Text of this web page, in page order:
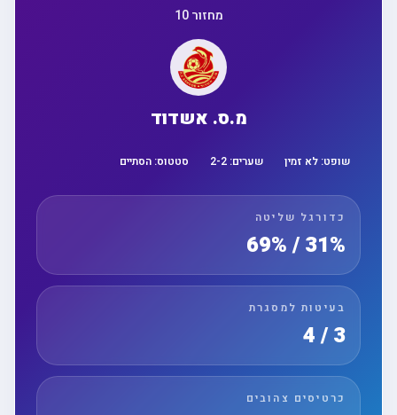
מחזור 10
מ.ס. אשדוד
שופט:לא זמין שערים: 2 -2 סטטוס:הסתיים
כדורגל שליטה
31% / 69%
בעיטות למסגרת
3 / 4
כרטיסים צהובים